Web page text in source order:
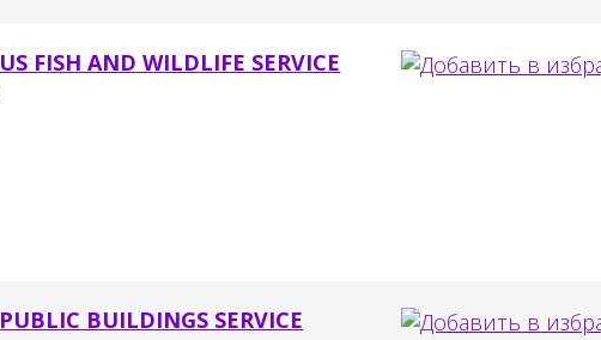
US FISH AND WILDLIFE SERVICE
PUBLIC BUILDINGS SERVICE